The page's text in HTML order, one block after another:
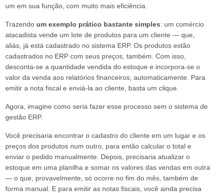
um em sua função, com muito mais eficiência.
Trazendo um exemplo prático bastante simples: um comércio
atacadista vende um lote de produtos para um cliente — que,
aliás, já está cadastrado no sistema ERP. Os produtos estão
cadastrados no ERP com seus preços, também. Com isso,
desconta-se a quantidade vendida do estoque e incorpora-se o
valor da venda aos relatórios financeiros, automaticamente. Para
emitir a nota fiscal e enviá-la ao cliente, basta um clique.
Agora, imagine como seria fazer esse processo sem o sistema de
gestão ERP.
Você precisaria encontrar o cadastro do cliente em um lugar e os
preços dos produtos num outro, para então calcular o total e
enviar o pedido manualmente. Depois, precisaria atualizar o
estoque em uma planilha e somar os valores das vendas em outra
— o que, provavelmente, só ocorre no fim do mês, também de
forma manual. E para emitir as notas fiscais, você ainda precisa